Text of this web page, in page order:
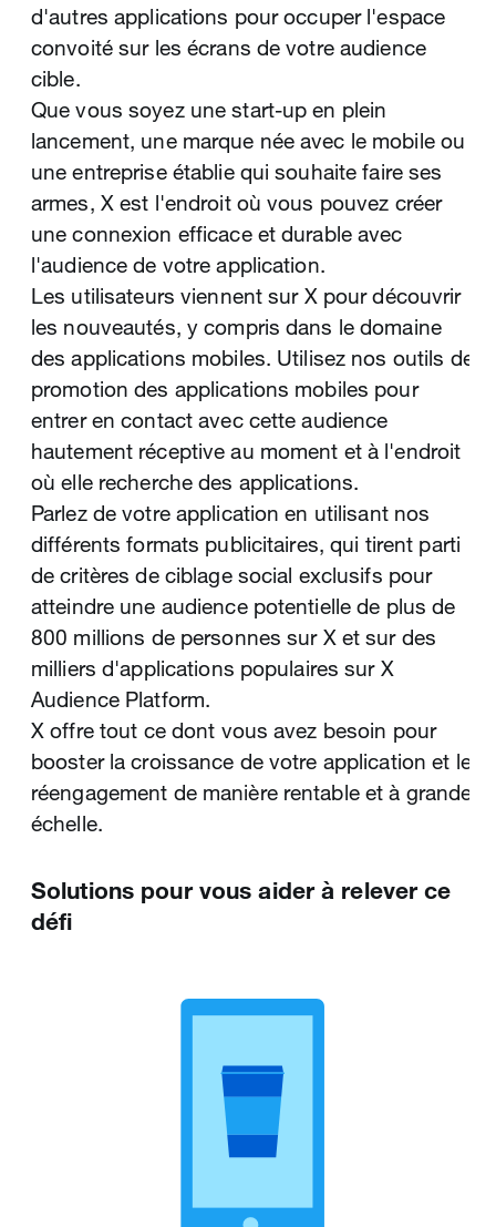
d'autres applications pour occuper l'espace
convoité sur les écrans de votre audience
cible.
Que vous soyez une start‑up en plein
lancement, une marque née avec le mobile ou
une entreprise établie qui souhaite faire ses
armes, X est l'endroit où vous pouvez créer
une connexion efficace et durable avec
l'audience de votre application.
Les utilisateurs viennent sur X pour découvrir
les nouveautés, y compris dans le domaine
des applications mobiles. Utilisez nos outils de
promotion des applications mobiles pour
entrer en contact avec cette audience
hautement réceptive au moment et à l'endroit
où elle recherche des applications.
Parlez de votre application en utilisant nos
différents formats publicitaires, qui tirent parti
de critères de ciblage social exclusifs pour
atteindre une audience potentielle de plus de
800 millions de personnes sur X et sur des
milliers d'applications populaires sur X
Audience Platform.
X offre tout ce dont vous avez besoin pour
booster la croissance de votre application et le
réengagement de manière rentable et à grande
échelle.
Solutions pour vous aider à relever ce
défi
l'ère mobile et augmenter le trafic et les
conversions sur votre site ?
Utilisez les Publicités X pour transformer vos
audiences mobiles en clients. Entrez en
contact avec les utilisateurs sur la base de
leurs centres d'intérêt du moment, et
incitez‑les à passer à l'action avec des posts
sponsorisés natifs contenant des médias.
Même si la conversion de vos clients
s'effectue au final sur votre site depuis un
ordinateur, vous disposerez d'une visibilité sur
tous les chemins de conversion
multi‑appareils. Vous pouvez aussi amplifier
votre succès et améliorer vos performances
en menant vos campagnes Publicités X sur
des milliers d'applications et de sites
populaires.
Les marketeurs qui utilisent les Publicités X
pour leurs campagnes à la performance
profitent d'un avantage unique : les données
mobiles en temps réel. X offre une visibilité
optimale sur les centres d'intérêt et l'intention
des utilisateurs, sur tous les appareils,
applications et sites. Nous disposons d'une
capacité exclusive de détection des passions
des utilisateurs, de leurs souhaits et de leurs
besoins, et cela quand et là où ils
réel vous permettent d'établir un lien en direct
avec vos clients aux moments où leur
conversions et votre retour sur
Solutions pour vous aider à relever ce